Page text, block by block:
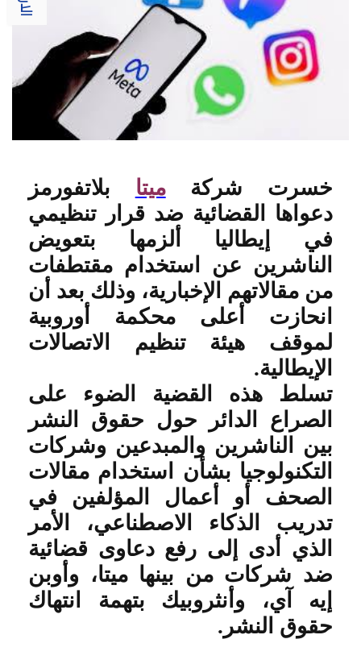
خسرت شركةميتا
بلاتفورمز
دعواها القضائية ضد قرار تنظيمي
في إيطاليا ألزمها بتعويض
الناشرين عن استخدام مقتطفات
من مقالاتهم الإخبارية، وذلك بعد أن
انحازت أعلى محكمة أوروبية
لموقف هيئة تنظيم الاتصالات
الإيطالية.
تسلط هذه القضية الضوء على
الصراع الدائر حول حقوق النشر
بين الناشرين والمبدعين وشركات
التكنولوجيا بشأن استخدام مقالات
الصحف أو أعمال المؤلفين في
تدريب الذكاء الاصطناعي، الأمر
الذي أدى إلى رفع دعاوى قضائية
ضد شركات من بينها ميتا، وأوبن
إيه آي، وأنثروبيك بتهمة انتهاك
حقوق النشر .